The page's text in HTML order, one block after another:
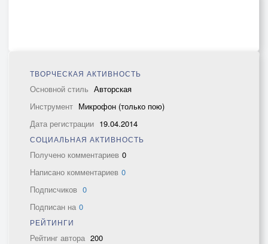
ТВОРЧЕСКАЯ АКТИВНОСТЬ
Основной стиль Авторская
Инструмент Микрофон (только пою)
Дата регистрации 19.04.2014
СОЦИАЛЬНАЯ АКТИВНОСТЬ
Получено комментариев 0
Написано комментариев 0
Подписчиков 0
Подписан на 0
РЕЙТИНГИ
Рейтинг автора 200